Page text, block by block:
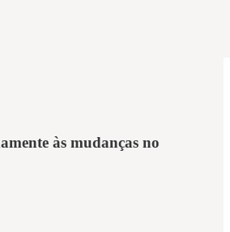
às mudanças no